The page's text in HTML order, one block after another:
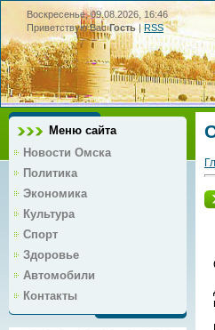
Воскресенье, 09.08.2026, 16:46
Приветствую Вас Гость|RSS
Меню сайта
Новости Омска
Политика
Экономика
Культура
Спорт
Здоровье
Автомобили
Контакты